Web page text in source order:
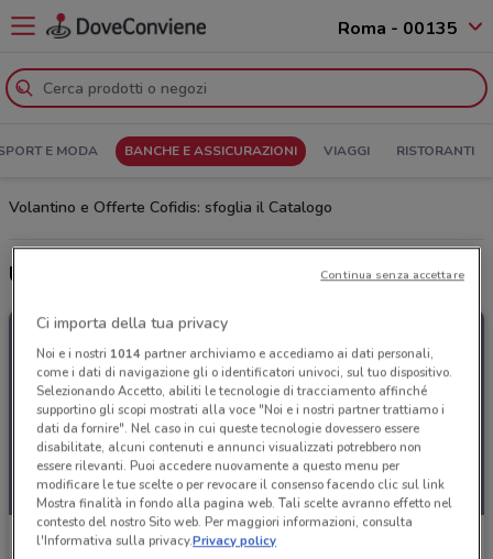
Roma - 00135
E MODA BANCHE E ASSICURAZIONI VIAGGI RISTORANTI
Volantino e Offerte Cofidis: sfoglia il Catalogo
Ultime offerte del volantino Cofidis
Cofidis
Ci importa della tua privacy
Noi e i nostri 1014partner archiviamo e accediamo ai dati personali,
come i dati di navigazione gli o identificatori univoci, sul tuo dispositivo.
Selezionando Accetto, abiliti le tecnologie di tracciamento affinché
supportino gli scopi mostrati alla voce "Noi e i nostri partner trattiamo i
dati da fornire". Nel caso in cui queste tecnologie dovessero essere
disabilitate, alcuni contenuti e annunci visualizzati potrebbero non
essere rilevanti. Puoi accedere nuovamente a questo menu per
modificare le tue scelte o per revocare il consenso facendo clic sul link
Mostra finalità in fondo alla pagina web. Tali scelte avranno effetto nel
contesto del nostro Sito web. Per maggiori informazioni, consulta
l'Informativa sulla privacy.Privacy policy
Continua senza accettare